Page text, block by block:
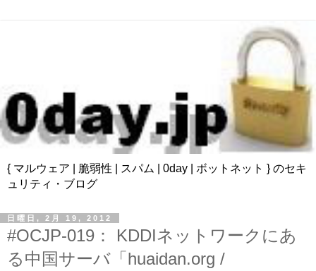
{ マルウェア | 脆弱性 | スパム | 0day | ボットネット } のセキ
ュリティ・ブログ
日曜日, 2月 19, 2012
#OCJP-019： KDDIネットワークにあ
る中国サーバ「huaidan.org /